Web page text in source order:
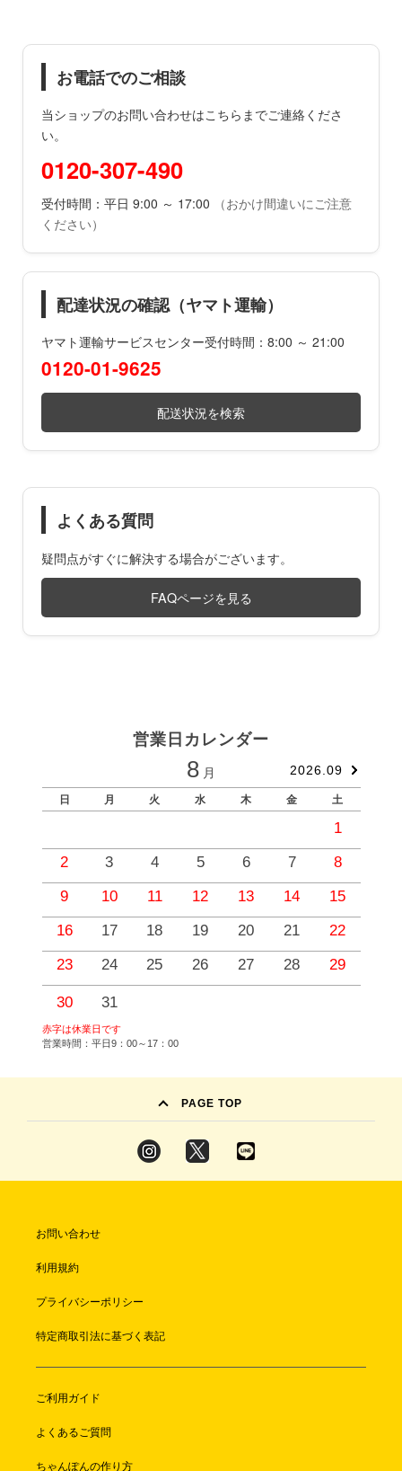
お電話でのご相談
当ショップのお問い合わせはこちらまでご連絡くださ
い。
0120-307-490
受付時間：平日 9:00 ～ 17:00
（おかけ間違いにご注意
ください）
配達状況の確認（ヤマト運輸）
ヤマト運輸サービスセンター受付時間：8:00 ～ 21:00
0120-01-9625
配送状況を検索
よくある質問
疑問点がすぐに解決する場合がございます。
FAQページを見る
営業日カレンダー
8 月 2026.09
日 月 火 水 木 金 土
1
2
3 4 5 6 7
8
9
10 11 12 13 14
15
16
17 18 19 20 21
22
23
24 25 26 27 28 29
30 31
赤字は休業日です
営業時間：平日9：00～17：00
PAGE TOP
お問い合わせ
利用規約
プライバシーポリシー
特定商取引法に基づく表記
ご利用ガイド
よくあるご質問
ちゃんぽんの作り方